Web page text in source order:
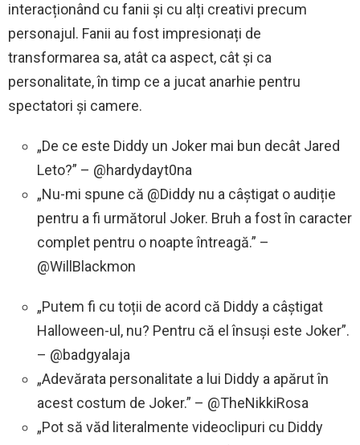
interacționând cu fanii și cu alți creativi precum
personajul. Fanii au fost impresionați de
transformarea sa, atât ca aspect, cât și ca
personalitate, în timp ce a jucat anarhie pentru
spectatori și camere.
„De ce este Diddy un Joker mai bun decât Jared
Leto?” – @hardydayt0na
„Nu-mi spune că @Diddy nu a câștigat o audiție
pentru a fi următorul Joker. Bruh a fost în caracter
complet pentru o noapte întreagă.” –
@WillBlackmon
„Putem fi cu toții de acord că Diddy a câștigat
Halloween-ul, nu? Pentru că el însuși este Joker”.
– @badgyalaja
„Adevărata personalitate a lui Diddy a apărut în
acest costum de Joker.” – @TheNikkiRosa
„Pot să văd literalmente videoclipuri cu Diddy